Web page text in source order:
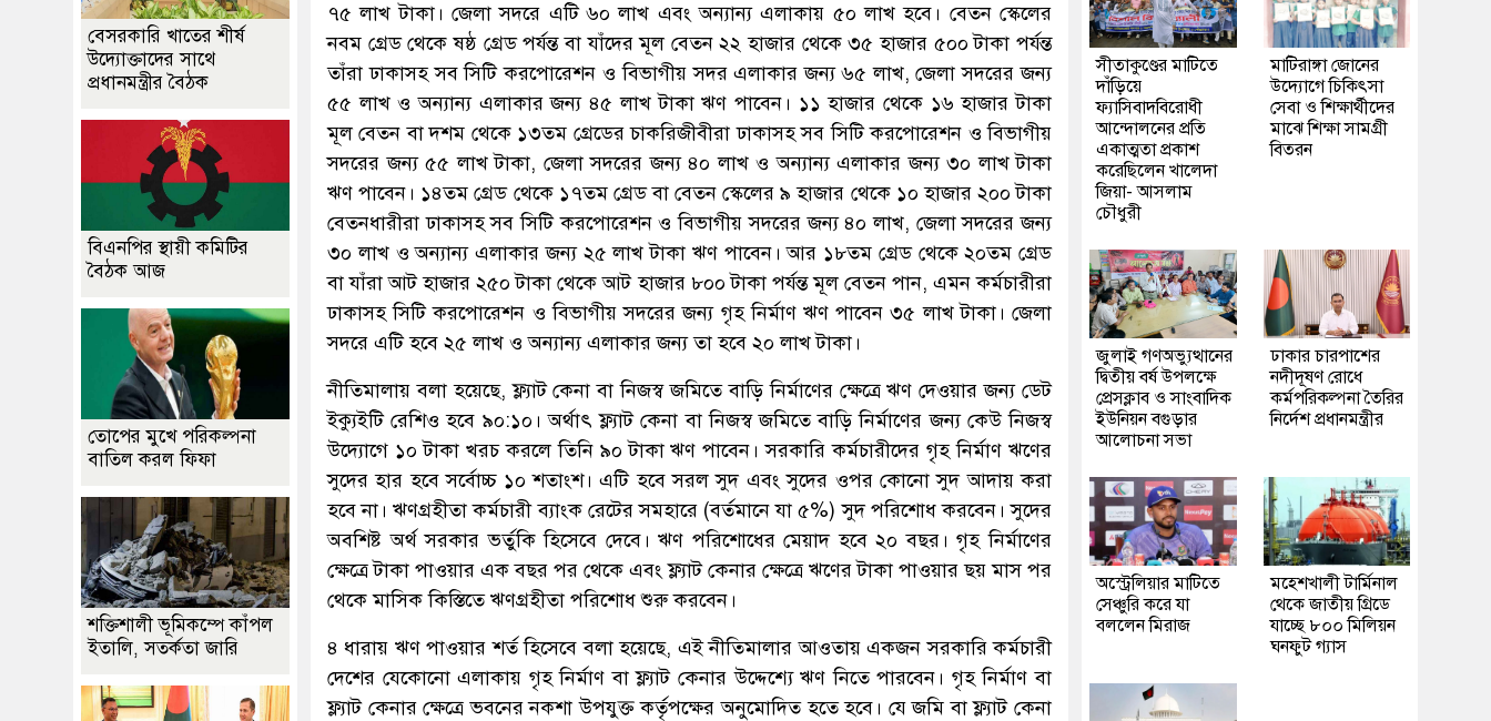
৭৫ লাখ টাকা। জেলা সদরে এটি ৬০ লাখ এবং অন্যান্য এলাকায় ৫০ লাখ হবে। বেতন স্কেলের
নবম গ্রেড থেকে ষষ্ঠ গ্রেড পর্যন্ত বা যাঁদের মূল বেতন ২২ হাজার থেকে ৩৫ হাজার ৫০০ টাকা পর্যন্ত
তাঁরা ঢাকাসহ সব সিটি করপোরেশন ও বিভাগীয় সদর এলাকার জন্য ৬৫ লাখ, জেলা সদরের জন্য
৫৫ লাখ ও অন্যান্য এলাকার জন্য ৪৫ লাখ টাকা ঋণ পাবেন। ১১ হাজার থেকে ১৬ হাজার টাকা
মূল বেতন বা দশম থেকে ১৩তম গ্রেডের চাকরিজীবীরা ঢাকাসহ সব সিটি করপোরেশন ও বিভাগীয়
সদরের জন্য ৫৫ লাখ টাকা, জেলা সদরের জন্য ৪০ লাখ ও অন্যান্য এলাকার জন্য ৩০ লাখ টাকা
ঋণ পাবেন। ১৪তম গ্রেড থেকে ১৭তম গ্রেড বা বেতন স্কেলের ৯ হাজার থেকে ১০ হাজার ২০০ টাকা
বেতনধারীরা ঢাকাসহ সব সিটি করপোরেশন ও বিভাগীয় সদরের জন্য ৪০ লাখ, জেলা সদরের জন্য
৩০ লাখ ও অন্যান্য এলাকার জন্য ২৫ লাখ টাকা ঋণ পাবেন। আর ১৮তম গ্রেড থেকে ২০তম গ্রেড
বা যাঁরা আট হাজার ২৫০ টাকা থেকে আট হাজার ৮০০ টাকা পর্যন্ত মূল বেতন পান, এমন কর্মচারীরা
ঢাকাসহ সিটি করপোরেশন ও বিভাগীয় সদরের জন্য গৃহ নির্মাণ ঋণ পাবেন ৩৫ লাখ টাকা। জেলা
সদরে এটি হবে ২৫ লাখ ও অন্যান্য এলাকার জন্য তা হবে ২০ লাখ টাকা।
নীতিমালায় বলা হয়েছে, ফ্ল্যাট কেনা বা নিজস্ব জমিতে বাড়ি নির্মাণের ক্ষেত্রে ঋণ দেওয়ার জন্য ডেট
ইক্যুইটি রেশিও হবে ৯০:১০। অর্থাৎ ফ্ল্যাট কেনা বা নিজস্ব জমিতে বাড়ি নির্মাণের জন্য কেউ নিজস্ব
উদ্যোগে ১০ টাকা খরচ করলে তিনি ৯০ টাকা ঋণ পাবেন। সরকারি কর্মচারীদের গৃহ নির্মাণ ঋণের
সুদের হার হবে সর্বোচ্চ ১০ শতাংশ। এটি হবে সরল সুদ এবং সুদের ওপর কোনো সুদ আদায় করা
হবে না। ঋণগ্রহীতা কর্মচারী ব্যাংক রেটের সমহারে (বর্তমানে যা ৫%) সুদ পরিশোধ করবেন। সুদের
অবশিষ্ট অর্থ সরকার ভর্তুকি হিসেবে দেবে। ঋণ পরিশোধের মেয়াদ হবে ২০ বছর। গৃহ নির্মাণের
ক্ষেত্রে টাকা পাওয়ার এক বছর পর থেকে এবং ফ্ল্যাট কেনার ক্ষেত্রে ঋণের টাকা পাওয়ার ছয় মাস পর
থেকে মাসিক কিস্তিতে ঋণগ্রহীতা পরিশোধ শুরু করবেন।
৪ ধারায় ঋণ পাওয়ার শর্ত হিসেবে বলা হয়েছে, এই নীতিমালার আওতায় একজন সরকারি কর্মচারী
দেশের যেকোনো এলাকায় গৃহ নির্মাণ বা ফ্ল্যাট কেনার উদ্দেশ্যে ঋণ নিতে পারবেন। গৃহ নির্মাণ বা
ফ্ল্যাট কেনার ক্ষেত্রে ভবনের নকশা উপযুক্ত কর্তৃপক্ষের অনুমোদিত হতে হবে। যে জমি বা ফ্ল্যাট কেনা
বেসরকারি খাতের শীর্ষ
উদ্যোক্তাদের সাথে
প্রধানমন্ত্রীর বৈঠক
বিএনপির স্থায়ী কমিটির
বৈঠক আজ
তোপের মুখে পরিকল্পনা
বাতিল করল ফিফা
শক্তিশালী ভূমিকম্পে কাঁপল
ইতালি, সতর্কতা জারি
সীতাকুণ্ডের মাটিতে
দাঁড়িয়ে
ফ্যাসিবাদবিরোধী
আন্দোলনের প্রতি
একাত্মতা প্রকাশ
করেছিলেন খালেদা
জিয়া- আসলাম
চৌধুরী
মাটিরাঙ্গা জোনের
উদ্যোগে চিকিৎসা
সেবা ও শিক্ষার্থীদের
মাঝে শিক্ষা সামগ্রী
বিতরন
জুলাই গণঅভ্যুত্থানের
দ্বিতীয় বর্ষ উপলক্ষে
প্রেসক্লাব ও সাংবাদিক
ইউনিয়ন বগুড়ার
আলোচনা সভা
ঢাকার চারপাশের
নদীদূষণ রোধে
কর্মপরিকল্পনা তৈরির
নির্দেশ প্রধানমন্ত্রীর
অস্ট্রেলিয়ার মাটিতে
সেঞ্চুরি করে যা
বললেন মিরাজ
মহেশখালী টার্মিনাল
থেকে জাতীয় গ্রিডে
যাচ্ছে ৮০০ মিলিয়ন
ঘনফুট গ্যাস